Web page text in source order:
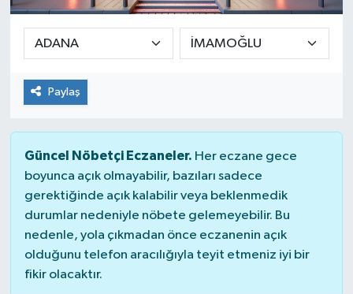
Paylaş
Güncel Nöbetçi Eczaneler. Her eczane gece
boyunca açık olmayabilir, bazıları sadece
gerektiğinde açık kalabilir veya beklenmedik
durumlar nedeniyle nöbete gelemeyebilir. Bu
nedenle, yola çıkmadan önce eczanenin açık
olduğunu telefon aracılığıyla teyit etmeniz iyi bir
fikir olacaktır.
SPOR
İLÇELERİMİZ
RESMİ İLAN